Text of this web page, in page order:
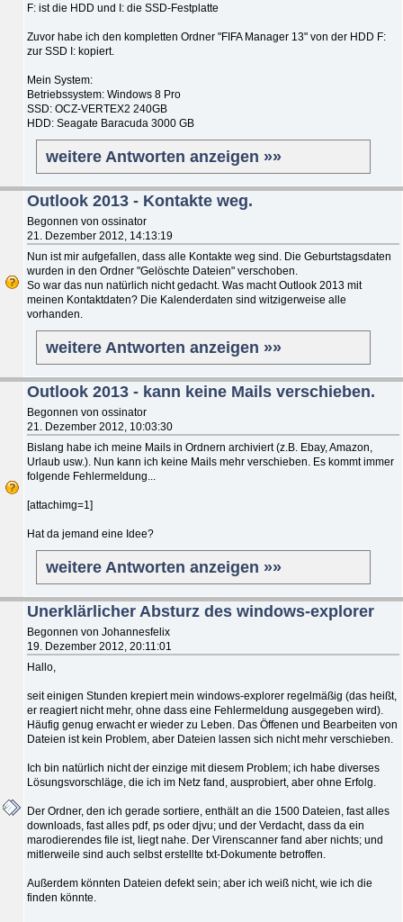
F: ist die HDD und I: die SSD-Festplatte
Zuvor habe ich den kompletten Ordner "FIFA Manager 13" von der HDD F:
zur SSD I: kopiert.
Mein System:
Betriebssystem: Windows 8 Pro
SSD: OCZ-VERTEX2 240GB
HDD: Seagate Baracuda 3000 GB
weitere Antworten anzeigen »»
Outlook 2013 - Kontakte weg.
Begonnen von ossinator
21. Dezember 2012, 14:13:19
Nun ist mir aufgefallen, dass alle Kontakte weg sind. Die Geburtstagsdaten
wurden in den Ordner "Gelöschte Dateien" verschoben.
So war das nun natürlich nicht gedacht. Was macht Outlook 2013 mit
meinen Kontaktdaten? Die Kalenderdaten sind witzigerweise alle
vorhanden.
weitere Antworten anzeigen »»
Outlook 2013 - kann keine Mails verschieben.
Begonnen von ossinator
21. Dezember 2012, 10:03:30
Bislang habe ich meine Mails in Ordnern archiviert (z.B. Ebay, Amazon,
Urlaub usw.). Nun kann ich keine Mails mehr verschieben. Es kommt immer
folgende Fehlermeldung...
[attachimg=1]
Hat da jemand eine Idee?
weitere Antworten anzeigen »»
Unerklärlicher Absturz des windows-explorer
Begonnen von Johannesfelix
19. Dezember 2012, 20:11:01
Hallo,
seit einigen Stunden krepiert mein windows-explorer regelmäßig (das heißt,
er reagiert nicht mehr, ohne dass eine Fehlermeldung ausgegeben wird).
Häufig genug erwacht er wieder zu Leben. Das Öffenen und Bearbeiten von
Dateien ist kein Problem, aber Dateien lassen sich nicht mehr verschieben.
Ich bin natürlich nicht der einzige mit diesem Problem; ich habe diverses
Lösungsvorschläge, die ich im Netz fand, ausprobiert, aber ohne Erfolg.
Der Ordner, den ich gerade sortiere, enthält an die 1500 Dateien, fast alles
downloads, fast alles pdf, ps oder djvu; und der Verdacht, dass da ein
marodierendes file ist, liegt nahe. Der Virenscanner fand aber nichts; und
mitlerweile sind auch selbst erstellte txt-Dokumente betroffen.
Außerdem könnten Dateien defekt sein; aber ich weiß nicht, wie ich die
finden könnte.